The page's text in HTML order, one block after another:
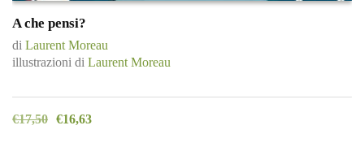
A che pensi?
di Laurent Moreau
illustrazioni di Laurent Moreau
€17,50 €16,63